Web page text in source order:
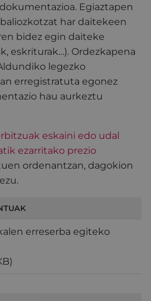
Egiaztapen
har daitekeen
bidez egin daiteke
eskriturak…). Ordezkapena
legezko
erregistratuta egonez
hau aurkeztu
eskaini edo udal
ezarritako prezio
ordenantzan, dagokion
erreserba egiteko
)